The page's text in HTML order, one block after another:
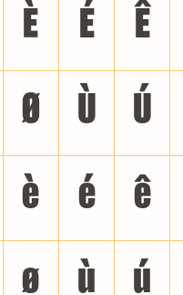
È É Ê
Ø Ù Ú
è é ê
ø ù ú